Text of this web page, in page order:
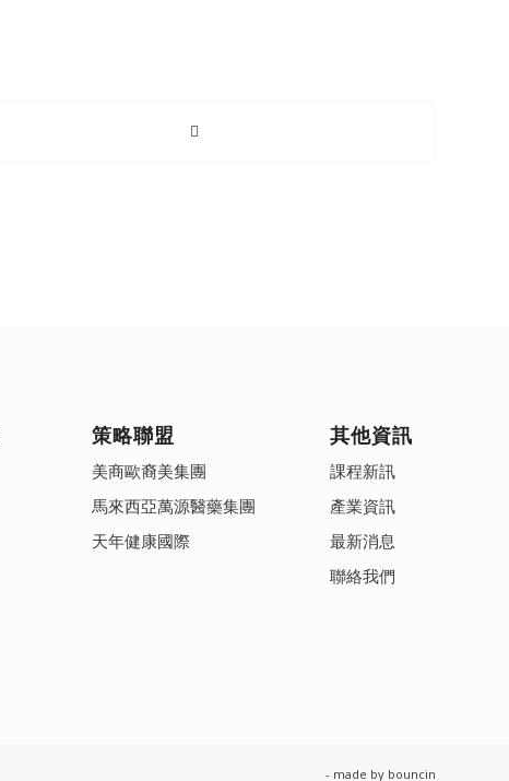
策略聯盟
美商歐裔美集團
馬來西亞萬源醫藥集團
天年健康國際
其他資訊
課程新訊
產業資訊
最新消息
聯絡我們
- made by bouncin